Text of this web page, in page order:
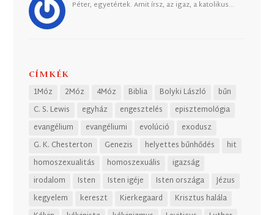
Péter, egyetértek. Amit írsz, az igaz, a katolikus…
CÍMKÉK
1Móz 2Móz 4Móz Biblia Bolyki László
bűn
C. S. Lewis
egyház engesztelés
episztemológia
evangélium
evangéliumi evolúció
exodusz
G. K. Chesterton
Genezis helyettes bűnhődés
hit
homoszexualitás
homoszexuális
igazság
irodalom
Isten Isten igéje Isten országa
Jézus
kegyelem
kereszt Kierkegaard
Krisztus halála